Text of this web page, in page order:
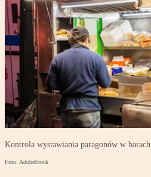
Kontrola wystawiania paragonów w barach
Foto: AdobeStock